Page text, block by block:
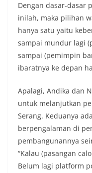
Dengan dasar-dasar
inilah, maka pilihan
hanya satu yaitu
sampai mundur lagi
sampai (pemimpin
ibaratnya ke depan
Apalagi, Andika dan
untuk melanjutkan
Serang. Keduanya
berpengalaman di
pembangunannya
“Kalau (pasangan
Belum lagi platform